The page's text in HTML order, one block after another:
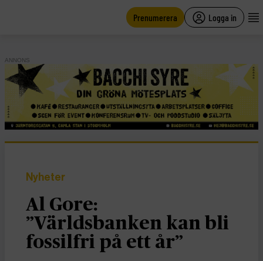
Prenumerera Logga in
ANNONS
Nyheter
Al Gore:
”Världsbanken kan bli
fossilfri på ett år”